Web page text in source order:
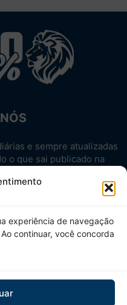
experiência de navegação
continuar, você concorda
e sempre atualizadas
o que sai publicado na
oficial.